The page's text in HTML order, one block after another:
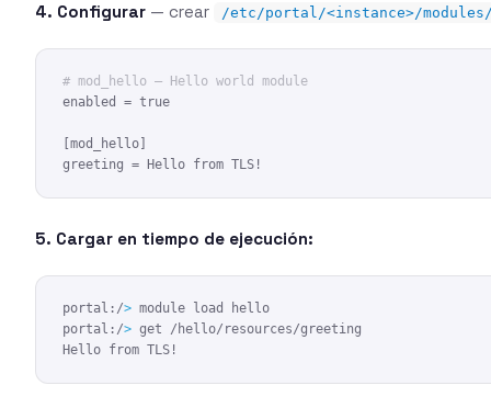
4. Configurar — crear /etc/portal/<instance>/
# mod_hello — Hello world module
enabled = true
[mod_hello]
greeting = Hello from TLS!
5. Cargar en tiempo de ejecución:
portal:/> module load hello
portal:/> get /hello/resources/greeting
Hello from TLS!